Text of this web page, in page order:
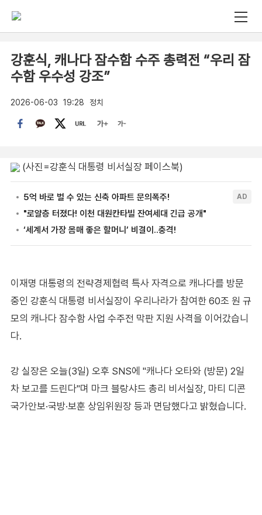
강훈식, 캐나다 잠수함 수주 총력전 “우리 잠
수함 우수성 강조”
2026-06-03 19:28 정치
(사진=강훈식 대통령 비서실장 페이스북)
이재명 대통령의 전략경제협력 특사 자격으로 캐나다를 방문
중인 강훈식 대통령 비서실장이 우리나라가 참여한 60조 원 규
모의 캐나다 잠수함 사업 수주전 막판 지원 사격을 이어갔습니
다.
강 실장은 오늘(3일) 오후 SNS에 "캐나다 오타와 (방문) 2일
차 보고를 드린다"며 마크 블랑샤드 총리 비서실장, 마티 디콘
국가안보·국방·보훈 상임위원장 등과 면담했다고 밝혔습니다.